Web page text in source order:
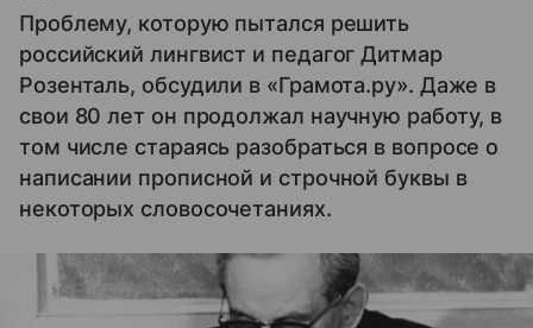
Проблему, которую пытался решить
российский лингвист и педагог Дитмар
Розенталь, обсудили в «Грамота.ру». Даже в
свои 80 лет он продолжал научную работу, в
том числе стараясь разобраться в вопросе о
написании прописной и строчной буквы в
некоторых словосочетаниях.